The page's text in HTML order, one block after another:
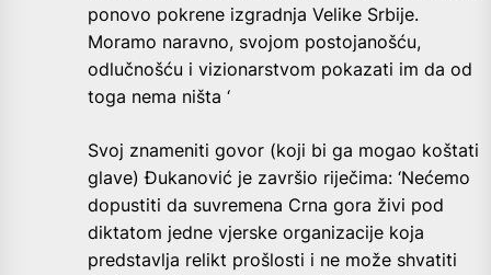
ponovo pokrene izgradnja Velike Srbije.
Moramo naravno, svojom postojanošću,
odlučnošću i vizionarstvom pokazati im da od
toga nema ništa ‘
Svoj znameniti govor (koji bi ga mogao koštati
glave) Đukanović je završio riječima: ‘Nećemo
dopustiti da suvremena Crna gora živi pod
diktatom jedne vjerske organizacije koja
predstavlja relikt prošlosti i ne može shvatiti